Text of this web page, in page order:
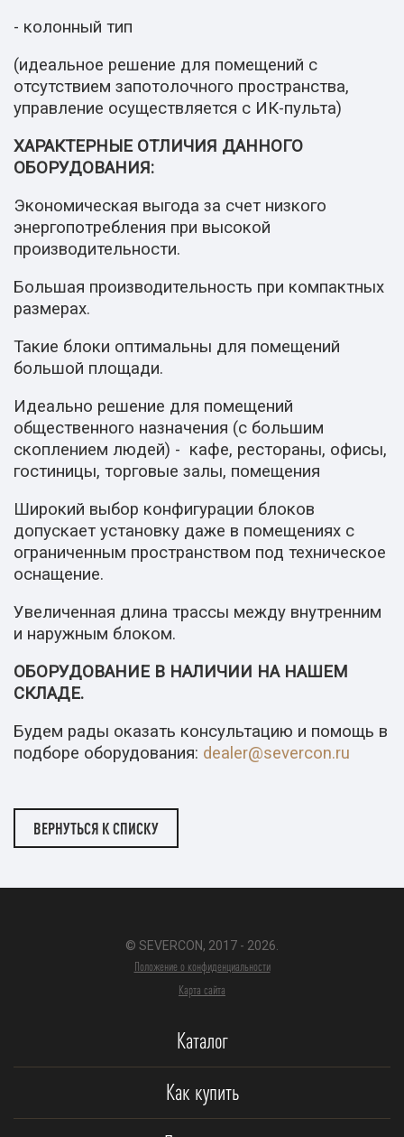
- колонный тип
(идеальное решение для помещений с
отсутствием запотолочного пространства,
управление осуществляется с ИК-пульта)
ХАРАКТЕРНЫЕ ОТЛИЧИЯ ДАННОГО
ОБОРУДОВАНИЯ:
Экономическая выгода за счет низкого
энергопотребления при высокой
производительности.
Большая производительность при компактных
размерах.
Такие блоки оптимальны для помещений
большой площади.
Идеально решение для помещений
общественного назначения (с большим
скоплением людей) - кафе, рестораны, офисы,
гостиницы, торговые залы, помещения
Широкий выбор конфигурации блоков
допускает установку даже в помещениях с
ограниченным пространством под техническое
оснащение.
Увеличенная длина трассы между внутренним
и наружным блоком.
ОБОРУДОВАНИЕ В НАЛИЧИИ НА НАШЕМ
СКЛАДЕ.
Будем рады оказать консультацию и помощь в
подборе оборудования: dealer@severcon.ru
ВЕРНУТЬСЯ К СПИСКУ
© SEVERCON, 2017 - 2026.
Положение о конфиденциальности
Карта сайта
Каталог
Как купить